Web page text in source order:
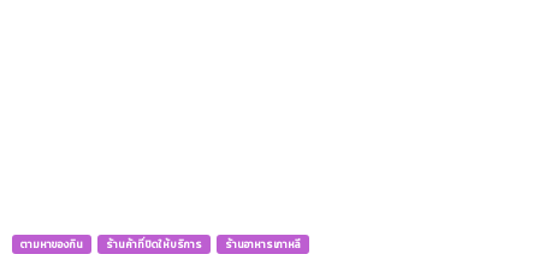
ตามหาของกิน ร้านค้าที่ปิดให้บริการ ร้านอาหารเกาหลี